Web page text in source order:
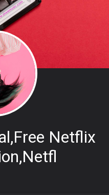
Netflix